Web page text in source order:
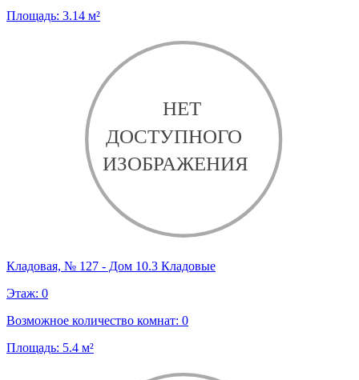
Площадь: 3.14 м²
Кладовая, № 127 - Дом 10.3 Кладовые
Этаж: 0
Возможное количество комнат: 0
Площадь: 5.4 м²